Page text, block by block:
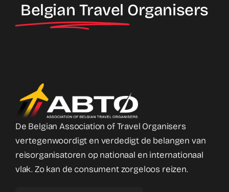
Belgian Travel Organisers
De Belgian Association of Travel Organisers
vertegenwoordigt en verdedigt de belangen van
reisorganisatoren op nationaal en internationaal
vlak. Zo kan de consument zorgeloos reizen.